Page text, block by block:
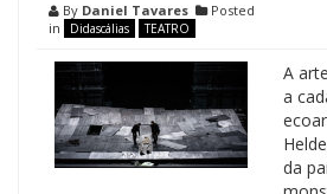
By Daniel Tavares
Posted
in
Didascálias TEATRO
A
a
da